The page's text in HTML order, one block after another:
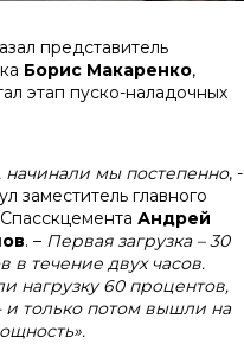
представитель
Борис Макаренко,
этап пуско-наладочных
начинали мы постепенно, -
заместитель главного
Андрей
. – Первая загрузка – 30
в течение двух часов.
нагрузку 60 процентов,
и только потом вышли на